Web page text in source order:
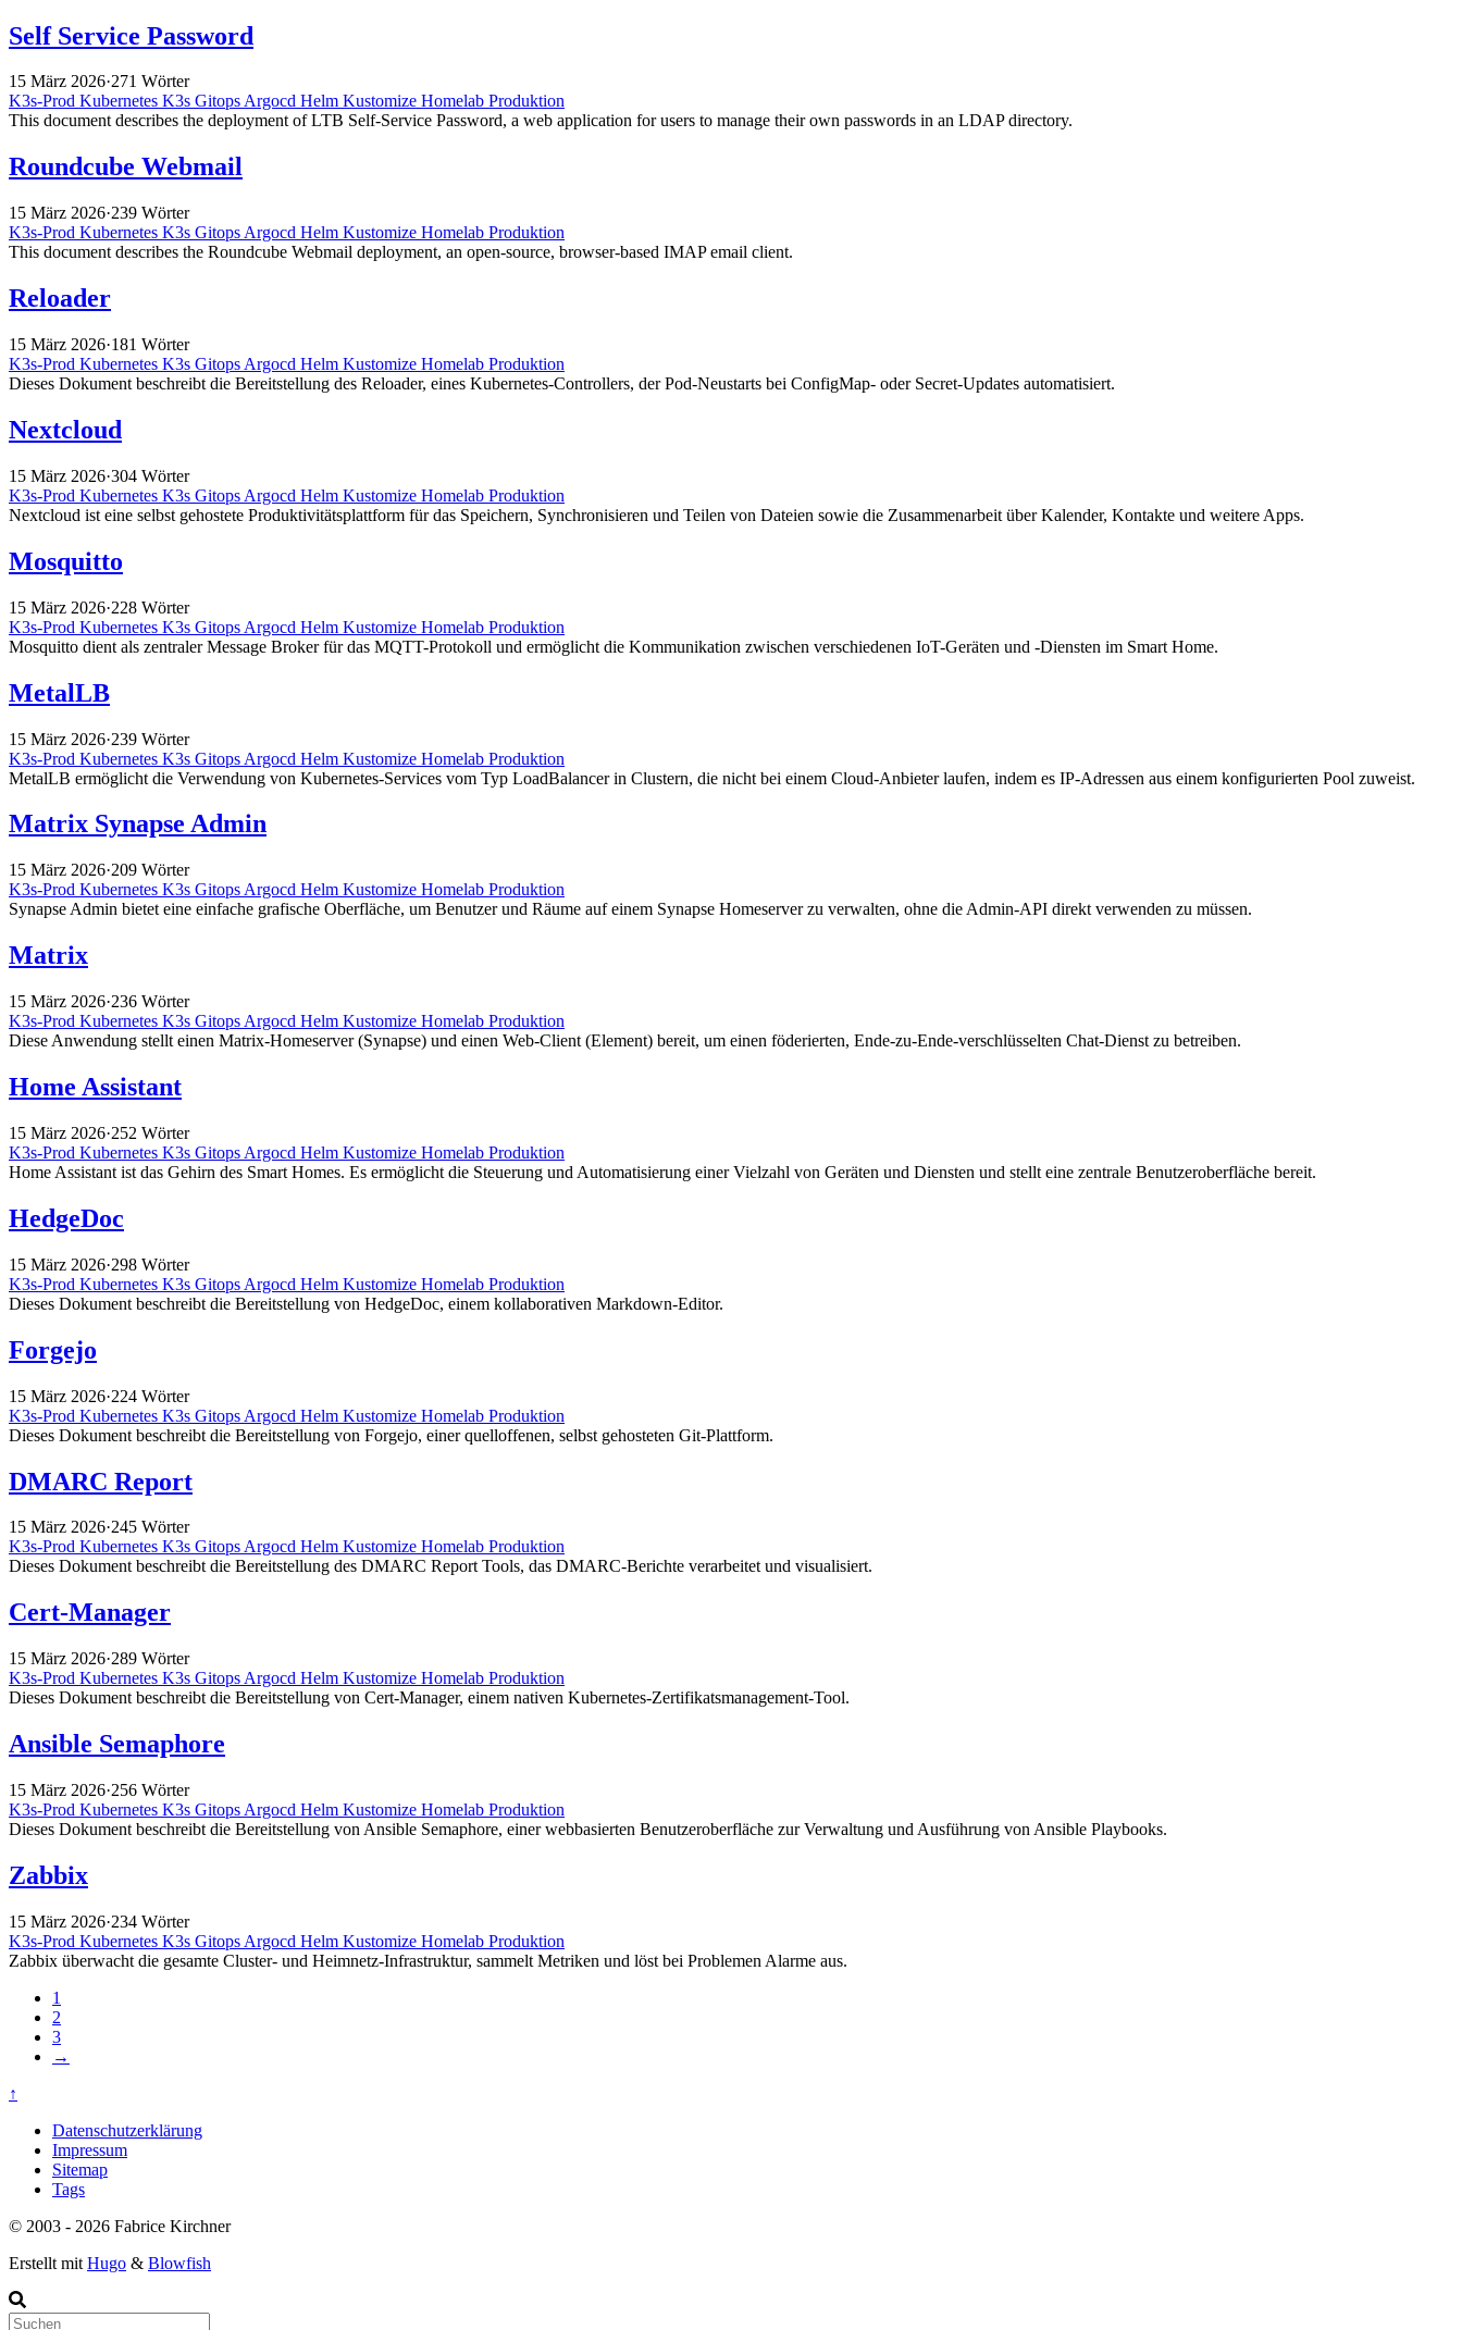
Self Service Password
15 März 2026·271 Wörter
K3s-Prod Kubernetes K3s GitopsArgocd Helm Kustomize Homelab Produktion
This document describes the deployment of LTB Self-Service Password, a web application for users to manage their own passwords in an LDAP directory.
Roundcube Webmail
15 März 2026·239 Wörter
K3s-Prod Kubernetes K3s Gitops Argocd Helm Kustomize Homelab Produktion
This document describes the Roundcube Webmail deployment, an open-source, browser-based IMAP email client.
Reloader
15 März 2026·181 Wörter
K3s-Prod Kubernetes K3s Gitops Argocd Helm Kustomize Homelab Produktion
Dieses Dokument beschreibt die Bereitstellung des Reloader, eines Kubernetes-Controllers, der Pod-Neustarts bei ConfigMap- oder Secret-Updates automatisiert.
Nextcloud
15 März 2026·304 Wörter
K3s-Prod Kubernetes K3s Gitops Argocd Helm Kustomize Homelab Produktion
Nextcloud ist eine selbst gehostete Produktivitätsplattform für das Speichern, Synchronisieren und Teilen von Dateien sowie die Zusammenarbeit über Kalender, Kontakte und weitere Apps.
Mosquitto
15 März 2026·228 Wörter
K3s-Prod Kubernetes K3s Gitops Argocd Helm Kustomize Homelab Produktion
Mosquitto dient als zentraler Message Broker für das MQTT-Protokoll und ermöglicht die Kommunikation zwischen verschiedenen IoT-Geräten und -Diensten im Smart Home.
MetalLB
15 März 2026·239 Wörter
K3s-Prod Kubernetes K3s Gitops Argocd Helm Kustomize Homelab Produktion
MetalLB ermöglicht die Verwendung von Kubernetes-Services vom Typ LoadBalancer in Clustern, die nicht bei einem Cloud-Anbieter laufen, indem es IP-Adressen aus einem konfigurierten Pool zuweist.
Matrix Synapse Admin
15 März 2026·209 Wörter
K3s-Prod Kubernetes K3s Gitops Argocd Helm Kustomize Homelab Produktion
Synapse Admin bietet eine einfache grafische Oberfläche, um Benutzer und Räume auf einem Synapse Homeserver zu verwalten, ohne die Admin-API direkt verwenden zu müssen.
Matrix
15 März 2026·236 Wörter
K3s-Prod Kubernetes K3s Gitops Argocd Helm Kustomize Homelab Produktion
Diese Anwendung stellt einen Matrix-Homeserver (Synapse) und einen Web-Client (Element) bereit, um einen föderierten, Ende-zu-Ende-verschlüsselten Chat-Dienst zu betreiben.
Home Assistant
15 März 2026·252 Wörter
K3s-Prod Kubernetes K3s Gitops Argocd Helm Kustomize Homelab Produktion
Home Assistant ist das Gehirn des Smart Homes. Es ermöglicht die Steuerung und Automatisierung einer Vielzahl von Geräten und Diensten und stellt eine zentrale Benutzeroberfläche bereit.
HedgeDoc
15 März 2026·298 Wörter
K3s-Prod Kubernetes K3s Gitops Argocd Helm Kustomize Homelab Produktion
Dieses Dokument beschreibt die Bereitstellung von HedgeDoc, einem kollaborativen Markdown-Editor.
Forgejo
15 März 2026·224 Wörter
K3s-Prod Kubernetes K3s Gitops Argocd Helm Kustomize Homelab Produktion
Dieses Dokument beschreibt die Bereitstellung von Forgejo, einer quelloffenen, selbst gehosteten Git-Plattform.
DMARC Report
15 März 2026·245 Wörter
K3s-Prod Kubernetes K3s GitopsArgocd Helm Kustomize Homelab Produktion
Dieses Dokument beschreibt die Bereitstellung des DMARC Report Tools, das DMARC-Berichte verarbeitet und visualisiert.
Cert-Manager
15 März 2026·289 Wörter
K3s-Prod Kubernetes K3s Gitops Argocd Helm Kustomize Homelab Produktion
Dieses Dokument beschreibt die Bereitstellung von Cert-Manager, einem nativen Kubernetes-Zertifikatsmanagement-Tool.
Ansible Semaphore
15 März 2026·256 Wörter
K3s-Prod Kubernetes K3s Gitops Argocd Helm Kustomize Homelab Produktion
Dieses Dokument beschreibt die Bereitstellung von Ansible Semaphore, einer webbasierten Benutzeroberfläche zur Verwaltung und Ausführung von Ansible Playbooks.
Zabbix
15 März 2026·234 Wörter
K3s-Prod Kubernetes K3s Gitops Argocd Helm Kustomize Homelab Produktion
Zabbix überwacht die gesamte Cluster- und Heimnetz-Infrastruktur, sammelt Metriken und löst bei Problemen Alarme aus.
1
2
3
→
↑
Datenschutzerklärung
Impressum
Sitemap
Tags
© 2003 - 2026 Fabrice Kirchner
Erstellt mit Hugo & Blowfish